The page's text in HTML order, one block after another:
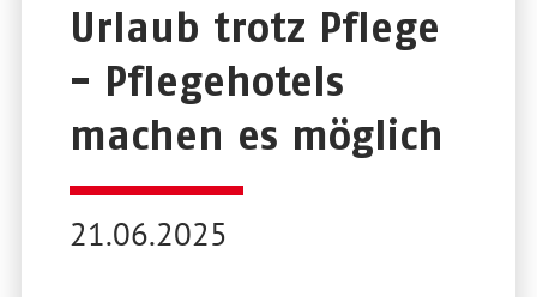
Urlaub trotz Pflege
- Pflegehotels
machen es möglich
21.06.2025